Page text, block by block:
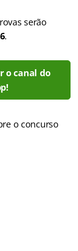
serão
.
o canal do
o concurso